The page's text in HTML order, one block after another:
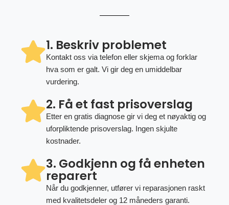
1. Beskriv problemet
Kontakt oss via telefon eller skjema og forklar
hva som er galt. Vi gir deg en umiddelbar
vurdering.
2. Få et fast prisoverslag
Etter en gratis diagnose gir vi deg et nøyaktig og
uforpliktende prisoverslag. Ingen skjulte
kostnader.
3. Godkjenn og få enheten
reparert
Når du godkjenner, utfører vi reparasjonen raskt
med kvalitetsdeler og 12 måneders garanti.